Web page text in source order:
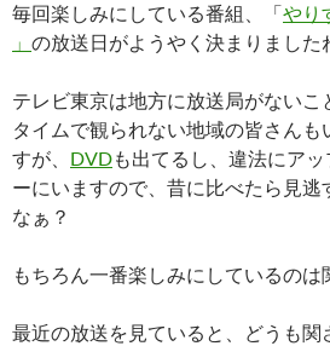
毎回楽しみにしている番組、「やり
」 の放送日がようやく決まりました
テレビ東京は地方に放送局がない
タイムで観られない地域の皆さんも
すが、 DVDも出てるし、違法にア
ーにいますので、昔に比べたら見
なぁ？
もちろん一番楽しみにしているのは
最近の放送を見ていると、どうも関